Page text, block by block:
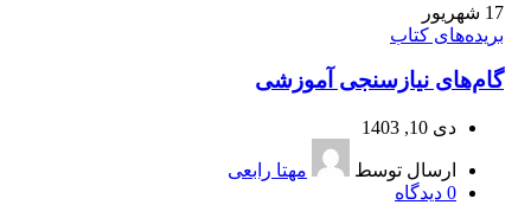
17 شهریور
بریده‌های کتاب
گام‌های نیازسنجی آموزشی
دی 10, 1403
ارسال توسط
مهتا رابعی
0 دیدگاه